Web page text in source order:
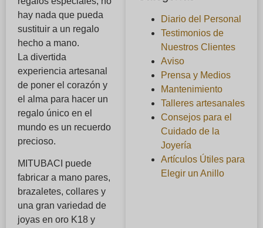
hay nada que pueda
sustituir a un regalo
hecho a mano.
La divertida
experiencia artesanal
de poner el corazón y
el alma para hacer un
regalo único en el
mundo es un recuerdo
precioso.
MITUBACI puede
fabricar a mano pares,
brazaletes, collares y
una gran variedad de
joyas en oro K18 y
Diario del Personal
Testimonios de
Nuestros Clientes
Aviso
Prensa y Medios
Mantenimiento
Talleres artesanales
Consejos para el
Cuidado de la
Joyería
Artículos Útiles para
Elegir un Anillo